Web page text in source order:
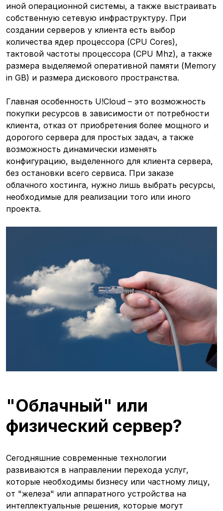
иной операционной системы, а также выстраивать
собственную сетевую инфраструктуру. При
создании серверов у клиента есть выбор
количества ядер процессора (CPU Cores),
тактовой частоты процессора (CPU Mhz), а также
размера выделяемой оперативной памяти (Memory
in GB) и размера дискового пространства.
Главная особенность U!Cloud – это возможность
покупки ресурсов в зависимости от потребности
клиента, отказ от приобретения более мощного и
дорогого сервера для простых задач, а также
возможность динамически изменять
конфигурацию, выделенного для клиента сервера,
без остановки всего сервиса. При заказе
облачного хостинга, нужно лишь выбрать ресурсы,
необходимые для реализации того или иного
проекта.
"Облачный" или
физический сервер?
Сегодняшние современные технологии
развиваются в направлении перехода услуг,
которые необходимы бизнесу или частному лицу,
от "железа" или аппаратного устройства на
интеллектуальные решения, которые могут